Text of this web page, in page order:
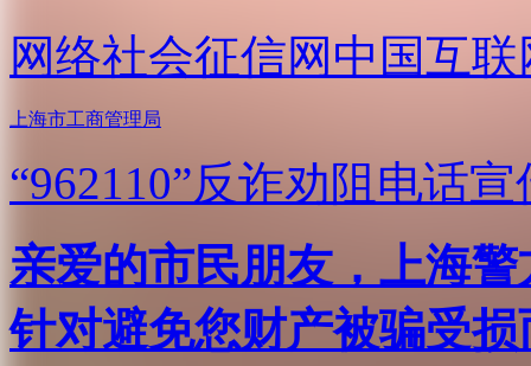
网络社会征信网 中国互
上海市工商管理局
“962110”反诈劝阻电话宣
亲爱的市民朋友，上海
针对避免您财产被骗受